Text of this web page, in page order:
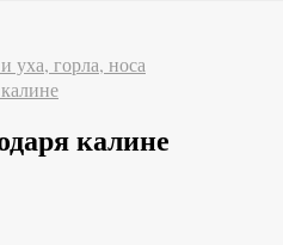
уха, горла, носа
калине